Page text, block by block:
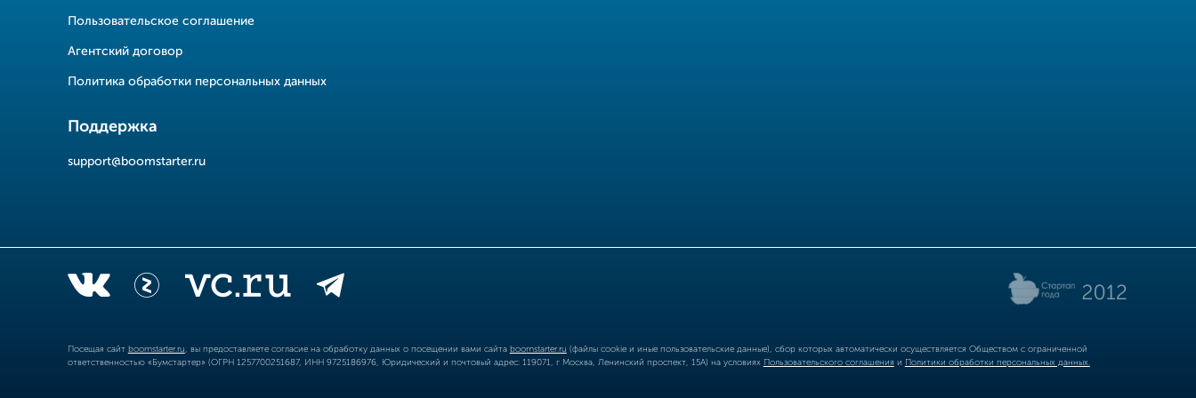
Пользовательское соглашение
Агентский договор
Политика обработки персональных данных
Поддержка
support@boomstarter.ru
Посещая сайт boomstarter.ru , вы предоставляете согласие на обработку данных о посещении вами сайта boomstarter.ru (файлы cookie и иные пользовательские данные), сбор которых автоматически осуществляется Обществом с ограниченной
ответственностью «Бумстартер» (ОГРН 1257700251687, ИНН 9725186976, Юридический и почтовый адрес: 119071, г Москва, Ленинский проспект, 15А) на условиях Пользовательского соглашения и Политики обработки персональных данных.